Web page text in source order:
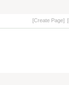
[Create Page]